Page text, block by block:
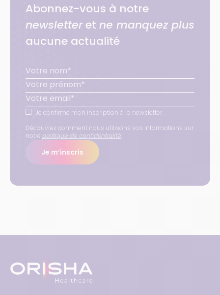
Abonnez-vous à notre
newsletteret ne manquez plus
aucune actualité
Je confirme mon inscription à la newsletter.
Découvrez comment nous utilisons vos informations sur
notre politique de confidentialité
Je m’inscris